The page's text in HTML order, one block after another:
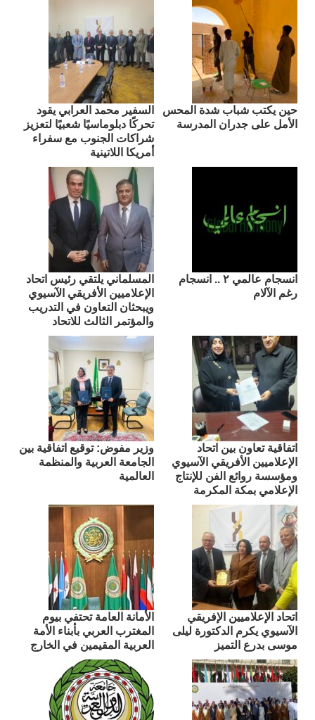
حين يكتب شباب شدة المحس
الأمل على جدران المدرسة
السفير محمد العرابي يقود
تحركًا دبلوماسيًا شعبيًا لتعزيز
شراكات الجنوب مع سفراء
أمريكا اللاتينية
انسجام عالمي ٢ .. انسجام
رغم الآلام
المسلماني يلتقي رئيس اتحاد
الإعلاميين الأفريقي الآسيوي
ويبحثان التعاون في التدريب
والمؤتمر الثالث للاتحاد
اتفاقية تعاون بين اتحاد
الإعلاميين الأفريقي الآسيوي
ومؤسسة روائع الفن للإنتاج
الإعلامي بمكة المكرمة
وزير مفوض: توقيع اتفاقية بين
الجامعة العربية والمنظمة
العالمية
اتحاد الإعلاميين الإفريقي
الآسيوي يكرم الدكتورة ليلى
موسى بدرع التميز
الأمانة العامة تحتفي بيوم
المغترب العربي بأبناء الأمة
العربية المقيمين في الخارج